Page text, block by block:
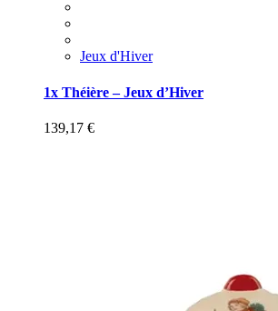
Jeux d'Hiver
1x Théière – Jeux d’Hiver
139,17 €